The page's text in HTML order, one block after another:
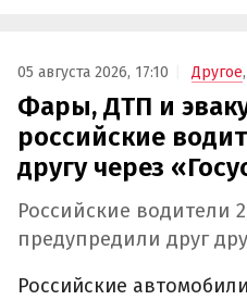
05 августа 2026, 17:10 Другое,
Фары, ДТП и
российские
другу через
Российские водители
предупредили друг
Российские